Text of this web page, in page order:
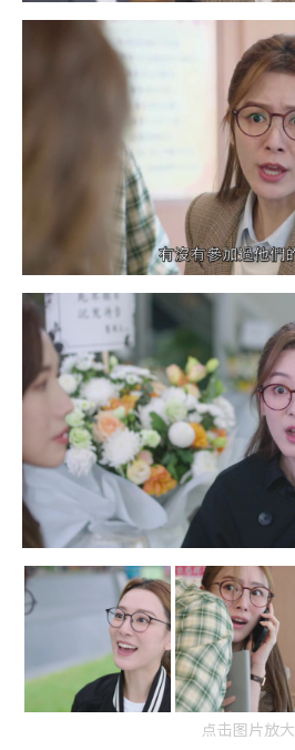
点击图片放大